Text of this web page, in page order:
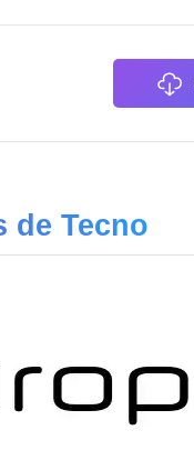
de Tecno